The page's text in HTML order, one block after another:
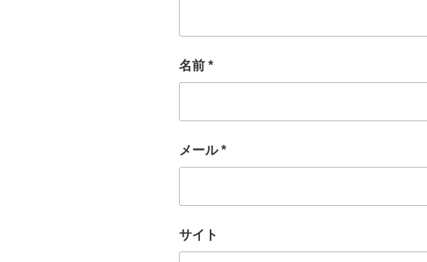
名前 *
メール*
サイト